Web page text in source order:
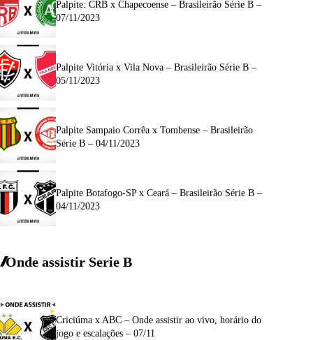
Palpite: CRB x Chapecoense – Brasileirão Série B –
07/11/2023
Palpite Vitória x Vila Nova – Brasileirão Série B –
05/11/2023
Palpite Sampaio Corrêa x Tombense – Brasileirão
Série B – 04/11/2023
Palpite Botafogo-SP x Ceará – Brasileirão Série B –
04/11/2023
Onde assistir Serie B
Criciúma x ABC – Onde assistir ao vivo, horário do
jogo e escalações – 07/11